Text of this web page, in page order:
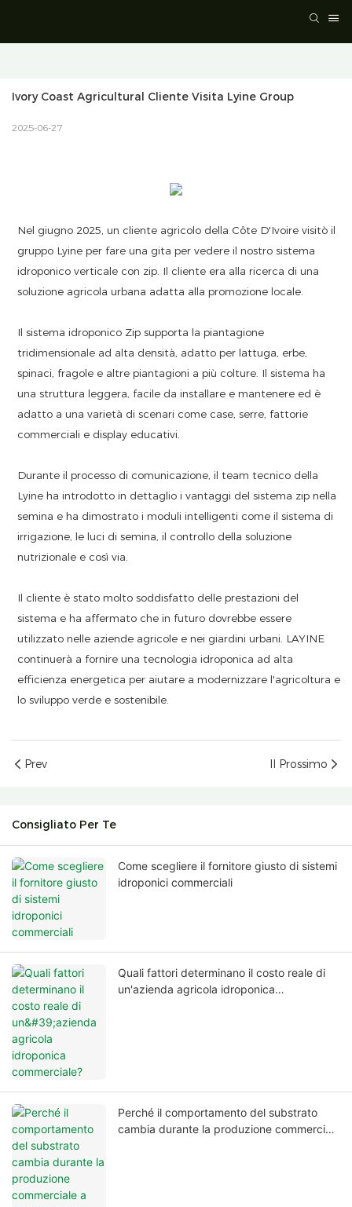
Ivory Coast Agricultural Cliente Visita Lyine Group
2025-06-27
Nel giugno 2025, un cliente agricolo della Côte D'Ivoire visitò il
gruppo Lyine per fare una gita per vedere il nostro sistema
idroponico verticale con zip. Il cliente era alla ricerca di una
soluzione agricola urbana adatta alla promozione locale.
Il sistema idroponico Zip supporta la piantagione
tridimensionale ad alta densità, adatto per lattuga, erbe,
spinaci, fragole e altre piantagioni a più colture. Il sistema ha
una struttura leggera, facile da installare e mantenere ed è
adatto a una varietà di scenari come case, serre, fattorie
commerciali e display educativi.
Durante il processo di comunicazione, il team tecnico della
Lyine ha introdotto in dettaglio i vantaggi del sistema zip nella
semina e ha dimostrato i moduli intelligenti come il sistema di
irrigazione, le luci di semina, il controllo della soluzione
nutrizionale e così via.
Il cliente è stato molto soddisfatto delle prestazioni del
sistema e ha affermato che in futuro dovrebbe essere
utilizzato nelle aziende agricole e nei giardini urbani. LAYINE
continuerà a fornire una tecnologia idroponica ad alta
efficienza energetica per aiutare a modernizzare l'agricoltura e
lo sviluppo verde e sostenibile.
Prev Il Prossimo
Consigliato Per Te
Come scegliere il fornitore giusto di sistemi
idroponici commerciali
Quali fattori determinano il costo reale di
un'azienda agricola idroponica
Perché il comportamento del substrato
cambia durante la produzione commerciale